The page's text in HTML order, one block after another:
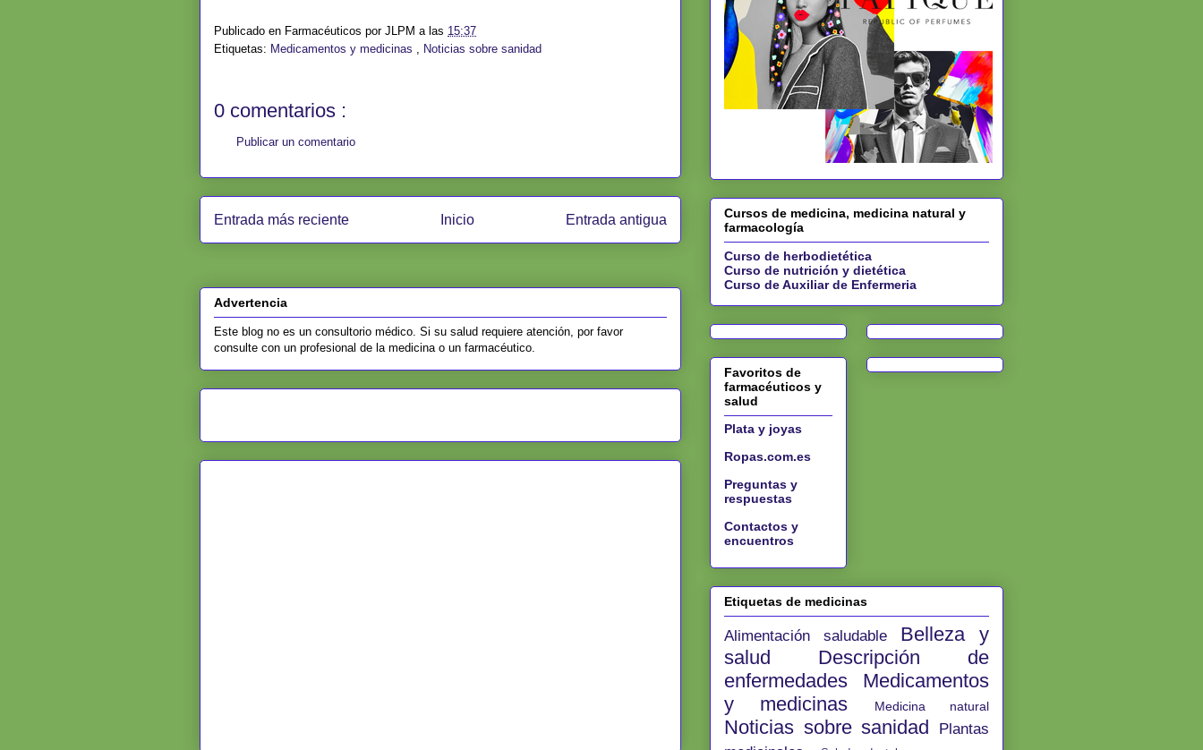
Publicado en Farmacéuticos por JLPM a las 15:37
Etiquetas: Medicamentos y medicinas , Noticias sobre sanidad
0 comentarios :
Publicar un comentario
Entrada más reciente Entrada antigua
Inicio
Advertencia
Este blog no es un consultorio médico. Si su salud requiere atención, por favor
consulte con un profesional de la medicina o un farmacéutico.
Cursos de medicina, medicina natural y
farmacología
Curso de herbodietética
Curso de nutrición y dietética
Curso de Auxiliar de Enfermeria
Favoritos de
farmacéuticos y
salud
Plata y joyas
Ropas.com.es
Preguntas y
respuestas
Contactos y
encuentros
Etiquetas de medicinas
Alimentación saludable Belleza y
salud Descripción de
enfermedades Medicamentos
y medicinas
Medicina natural
Noticias sobre sanidad
Plantas